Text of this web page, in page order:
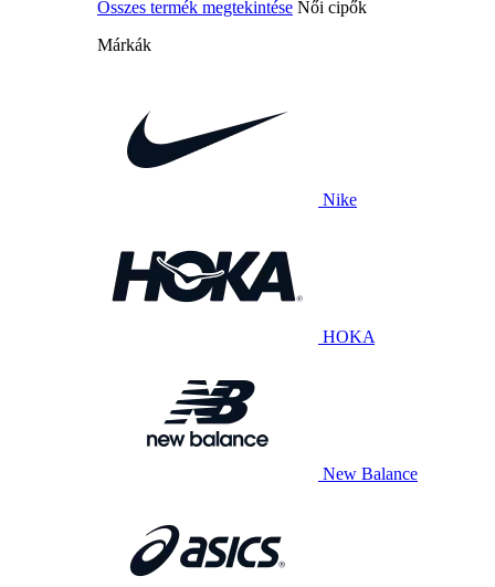
Összes termék megtekintése Női cipők
Márkák
Nike
HOKA
New Balance